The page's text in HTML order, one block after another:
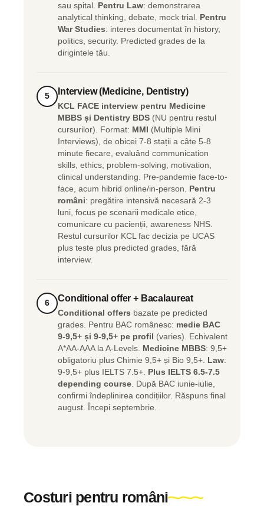
sau spital.
Pentru Law: demonstrarea
analytical thinking, debate, mock trial.
Pentru
War Studies: interes documentat în history,
politics, security. Predicted grades de la
dirigintele tău.
5 Interview (Medicine, Dentistry)
KCL FACE interview pentru Medicine
MBBS și Dentistry BDS (NU pentru restul
cursurilor). Format: MMI
(Multiple Mini
Interviews), de obicei 7-8 stații a câte 5-8
minute fiecare, evaluând communication
skills, ethics, problem-solving, motivation,
clinical understanding. Pre-pandemie face-to-
face, acum hibrid online/in-person.
Pentru
români: pregătire intensivă necesară 2-3
luni, focus pe scenarii medicale etice,
comunicare cu pacienții, awareness NHS.
Restul cursurilor KCL fac decizia pe UCAS
plus teste plus predicted grades, fără
interview.
6 Conditional offer + Bacalaureat
Conditional offers bazate pe predicted
grades. Pentru BAC românesc: medie BAC
9-9,5+ și 9-9,5+ pe profil
(varies). Echivalent
A*AA-AAA la A-Levels.
Medicine MBBS: 9,5+
obligatoriu plus Chimie 9,5+ și Bio 9,5+.
Law:
9-9,5+ plus IELTS 7.5+.
Plus IELTS 6.5-7.5
depending course . După BAC iunie-iulie,
confirmi îndeplinirea condițiilor. Răspuns final
august. Începi septembrie.
Costuri pentru români